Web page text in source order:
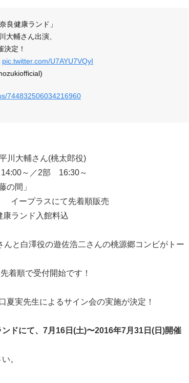
良健康ランド」
大輔さん出演、
定！
pic.twitter.com/U7AYU7VQyI
744832506034216960
大輔さん(桃太郎役)
～／2部 16:30～
間」
イープラスにて先着順販売
ランド入館料込
と白澤役の遊佐浩二さんの桃源郷コンビがトー
着順で受付開始です！
夏実先生によるサイン会の実施が決定！
ドにて、7月16日(土)〜2016年7月31日(日)開催
。